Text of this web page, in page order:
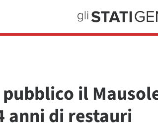
il
anni di restauri